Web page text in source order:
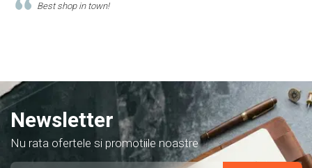
Comand produse de papetarie si birotica de cel putin 10 ani de la
Newsletter
Nu rata ofertele si promotiile noastre